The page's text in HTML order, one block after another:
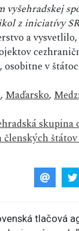
vyšehradskej
z iniciatívy
a
v
,Maďarsko,
skupina
tlačová